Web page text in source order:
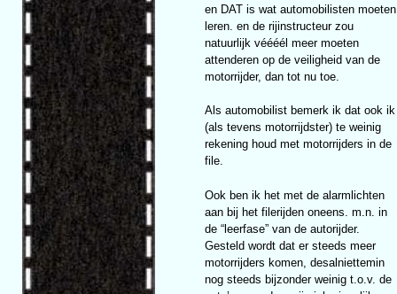
en DAT is wat automobilisten moeten
leren. en de rijinstructeur zou
natuurlijk véééél meer moeten
attenderen op de veiligheid van de
motorrijder, dan tot nu toe.
Als automobilist bemerk ik dat ook ik
(als tevens motorrijdster) te weinig
rekening houd met motorrijders in de
file.
Ook ben ik het met de alarmlichten
aan bij het filerijden oneens. m.n. in
de “leerfase” van de autorijder.
Gesteld wordt dat er steeds meer
motorrijders komen, desalniettemin
nog steeds bijzonder weinig t.o.v. de